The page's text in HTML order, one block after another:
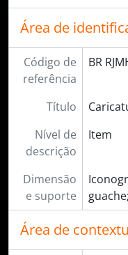
Área de
Código de
referência
BR
Título
Nível de
descrição
Item
Dimensão
e suporte
Área de